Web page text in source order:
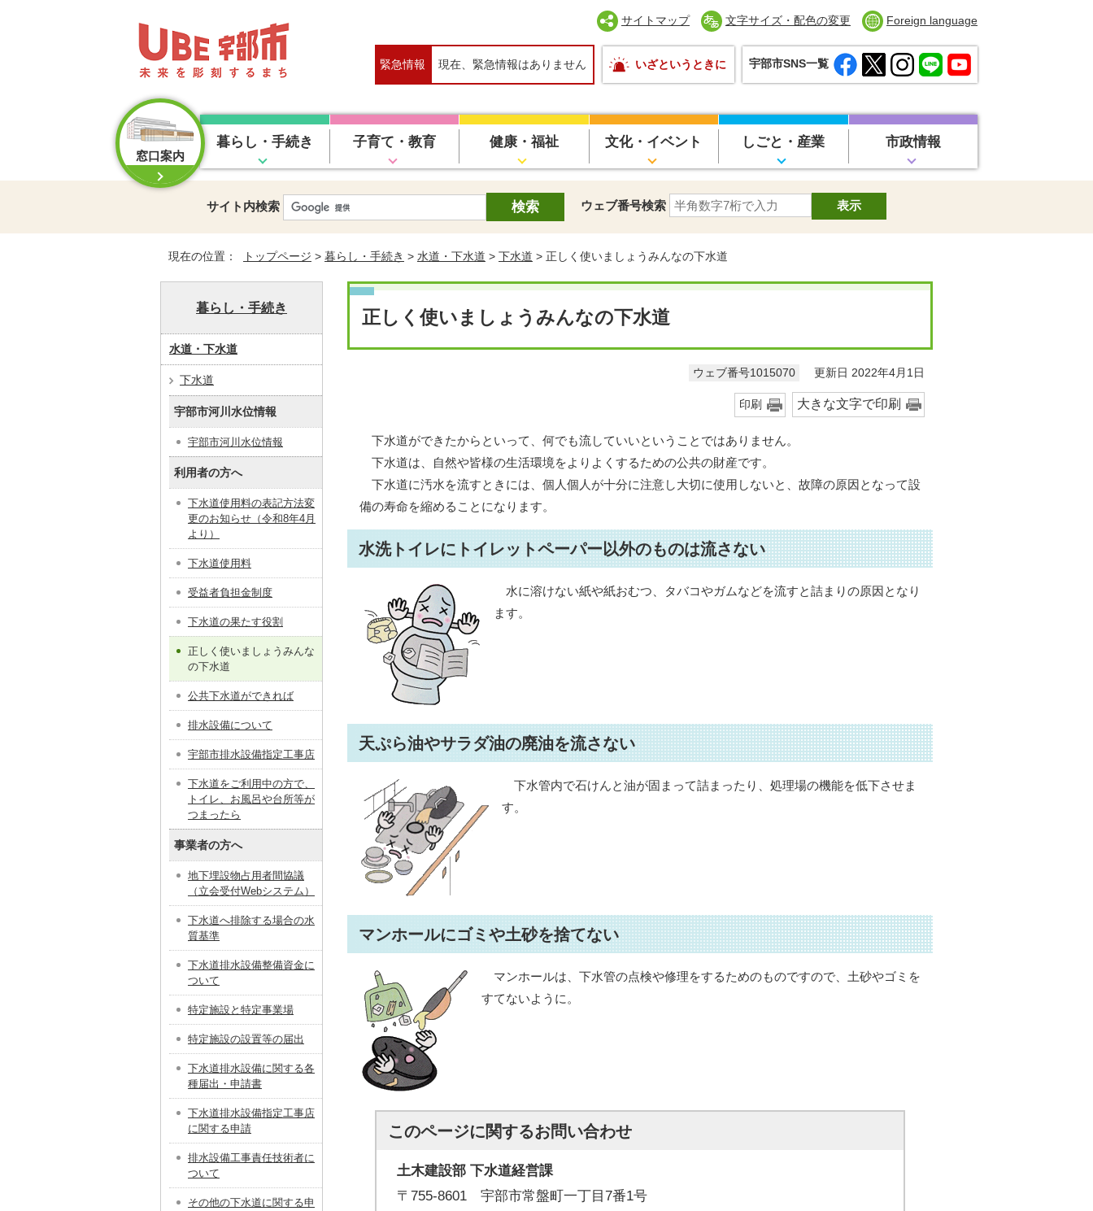
サイトマップ 文字サイズ・配色の変更 Foreign language
緊急情報 現在、緊急情報はありません いざというときに 宇部市SNS一覧
窓口案内
暮らし・手続き 子育て・教育 健康・福祉 文化・イベント しごと・産業 市政情報
サイト内検索 ウェブ番号検索
現在の位置： トップページ > 暮らし・手続き > 水道・下水道 > 下水道 > 正しく使いましょうみんなの下水道
正しく使いましょうみんなの下水道
ウェブ番号1015070 更新日 2022年4月1日
印刷 大きな文字で印刷
下水道ができたからといって、何でも流していいということではありません。
下水道は、自然や皆様の生活環境をよりよくするための公共の財産です。
下水道に汚水を流すときには、個人個人が十分に注意し大切に使用しないと、故障の原因となって設
備の寿命を縮めることになります。
水洗トイレにトイレットペーパー以外のものは流さない
水に溶けない紙や紙おむつ、タバコやガムなどを流すと詰まりの原因となり
ます。
天ぷら油やサラダ油の廃油を流さない
下水管内で石けんと油が固まって詰まったり、処理場の機能を低下させま
す。
マンホールにゴミや土砂を捨てない
マンホールは、下水管の点検や修理をするためのものですので、土砂やゴミを
すてないように。
このページに関するお問い合わせ
土木建設部 下水道経営課
〒755-8601 宇部市常盤町一丁目7番1号
暮らし・手続き
水道・下水道
下水道
宇部市河川水位情報
宇部市河川水位情報
利用者の方へ
下水道使用料の表記方法変
更のお知らせ（令和8年4月
より）
下水道使用料
受益者負担金制度
下水道の果たす役割
正しく使いましょうみんな
の下水道
公共下水道ができれば
排水設備について
宇部市排水設備指定工事店
下水道をご利用中の方で、
トイレ、お風呂や台所等が
つまったら
事業者の方へ
地下埋設物占用者間協議
（立会受付Webシステム）
下水道へ排除する場合の水
質基準
下水道排水設備整備資金に
ついて
特定施設と特定事業場
特定施設の設置等の届出
下水道排水設備に関する各
種届出・申請書
下水道排水設備指定工事店
に関する申請
排水設備工事責任技術者に
ついて
その他の下水道に関する申